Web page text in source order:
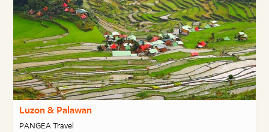
Luzon & Palawan
PANGEA Travel